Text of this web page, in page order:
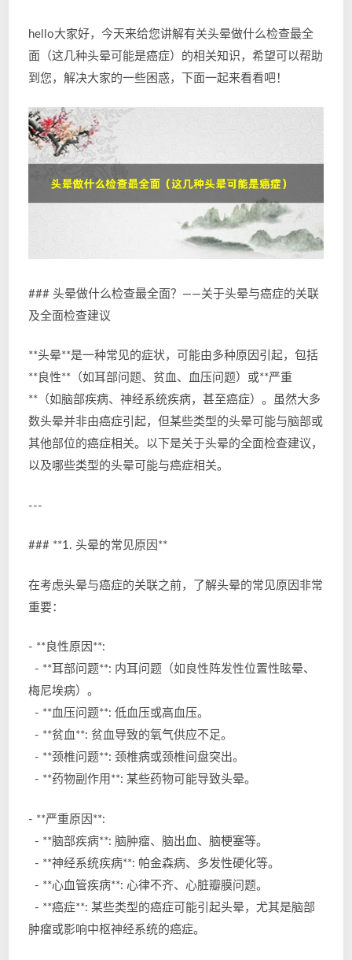
hello大家好，今天来给您讲解有关头晕做什么检查最全
面（这几种头晕可能是癌症）的相关知识，希望可以帮助
到您，解决大家的一些困惑，下面一起来看看吧！
### 头晕做什么检查最全面？——关于头晕与癌症的关联
及全面检查建议
**头晕**是一种常见的症状，可能由多种原因引起，包括
**良性**（如耳部问题、贫血、血压问题）或**严重
**（如脑部疾病、神经系统疾病，甚至癌症）。虽然大多
数头晕并非由癌症引起，但某些类型的头晕可能与脑部或
其他部位的癌症相关。以下是关于头晕的全面检查建议，
以及哪些类型的头晕可能与癌症相关。
---
### **1. 头晕的常见原因**
在考虑头晕与癌症的关联之前，了解头晕的常见原因非常
重要：
- **良性原因**:
- **耳部问题**: 内耳问题（如良性阵发性位置性眩晕、
梅尼埃病）。
- **血压问题**: 低血压或高血压。
- **贫血**: 贫血导致的氧气供应不足。
- **颈椎问题**: 颈椎病或颈椎间盘突出。
- **药物副作用**: 某些药物可能导致头晕。
- **严重原因**:
- **脑部疾病**: 脑肿瘤、脑出血、脑梗塞等。
- **神经系统疾病**: 帕金森病、多发性硬化等。
- **心血管疾病**: 心律不齐、心脏瓣膜问题。
- **癌症**: 某些类型的癌症可能引起头晕，尤其是脑部
肿瘤或影响中枢神经系统的癌症。